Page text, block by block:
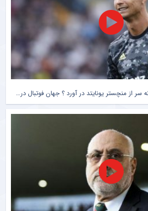
کریستیانو رونالدو چگونه سر از منچستر یونایتد در آورد ؟ جهان فوتبال در شوک + سند